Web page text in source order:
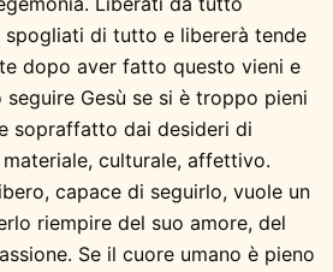
di tutto e libererà tende
dopo aver fatto questo vieni e
seguire Gesù se si è troppo pieni
sopraffatto dai desideri di
culturale, affettivo.
capace di seguirlo, vuole un
riempire del suo amore, del
Se il cuore umano è pieno